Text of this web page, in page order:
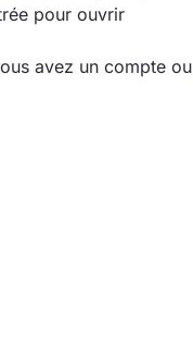
pour ouvrir
avez un compte ou